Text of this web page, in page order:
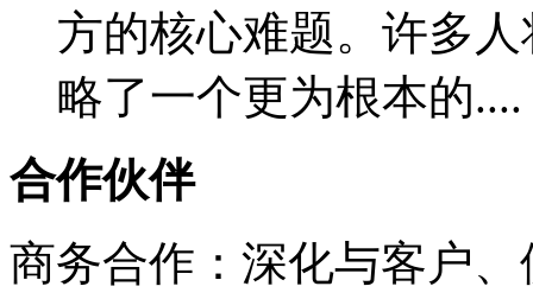
方的核心难题。许多
略了一个更为根本的....
合作伙伴
商务合作：深化与客户